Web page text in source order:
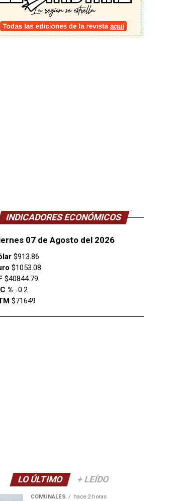
INDICADORES ECONÓMICOS
07 de Agosto del 2026
$913.86
$1053.08
$40844.79
% -0.2
$71649
LO ÚLTIMO + LEÍDO
COMUNALES hace 2 horas